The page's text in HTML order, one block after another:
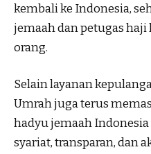
kembali ke Indonesia,
jemaah dan petugas haji
orang.
Selain layanan
Umrah juga terus
hadyu jemaah
syariat, transparan, dan